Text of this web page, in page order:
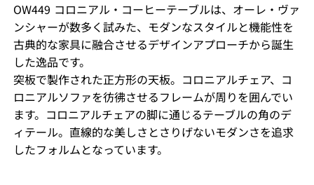
OW449 コロニアル・コーヒーテーブルは、オーレ・ヴァ
ンシャーが数多く試みた、モダンなスタイルと機能性を
古典的な家具に融合させるデザインアプローチから誕生
した逸品です。
突板で製作された正方形の天板。コロニアルチェア、コ
ロニアルソファを彷彿させるフレームが周りを囲んでい
ます。コロニアルチェアの脚に通じるテーブルの角のデ
ィテール。直線的な美しさとさりげないモダンさを追求
したフォルムとなっています。